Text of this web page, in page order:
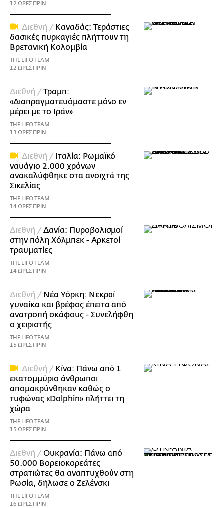
12 ΩΡΕΣ ΠΡΙΝ
Διεθνή / Καναδάς: Τεράστιες
δασικές πυρκαγιές πλήττουν τη
Βρετανική Κολομβία
THE LIFO TEAM
12 ΩΡΕΣ ΠΡΙΝ
Διεθνή /Τραμπ:
«Διαπραγματευόμαστε μόνο εν
μέρει με το Ιράν»
THE LIFO TEAM
13 ΩΡΕΣ ΠΡΙΝ
Διεθνή / Ιταλία: Ρωμαϊκό
ναυάγιο 2.000 χρόνων
ανακαλύφθηκε στα ανοιχτά της
Σικελίας
THE LIFO TEAM
14 ΩΡΕΣ ΠΡΙΝ
Διεθνή /Δανία: Πυροβολισμοί
στην πόλη Χόλμπεκ - Αρκετοί
τραυματίες
THE LIFO TEAM
14 ΩΡΕΣ ΠΡΙΝ
Διεθνή / Νέα Υόρκη: Νεκροί
γυναίκα και βρέφος έπειτα από
ανατροπή σκάφους - Συνελήφθη
ο χειριστής
THE LIFO TEAM
15 ΩΡΕΣ ΠΡΙΝ
Διεθνή / Κίνα: Πάνω από 1
εκατομμύριο άνθρωποι
απομακρύνθηκαν καθώς ο
τυφώνας «Dolphin» πλήττει τη
χώρα
THE LIFO TEAM
15 ΩΡΕΣ ΠΡΙΝ
Διεθνή /Ουκρανία: Πάνω από
50.000 Βορειοκορεάτες
στρατιώτες θα αναπτυχθούν στη
Ρωσία, δήλωσε ο Ζελένσκι
THE LIFO TEAM
16 ΩΡΕΣ ΠΡΙΝ